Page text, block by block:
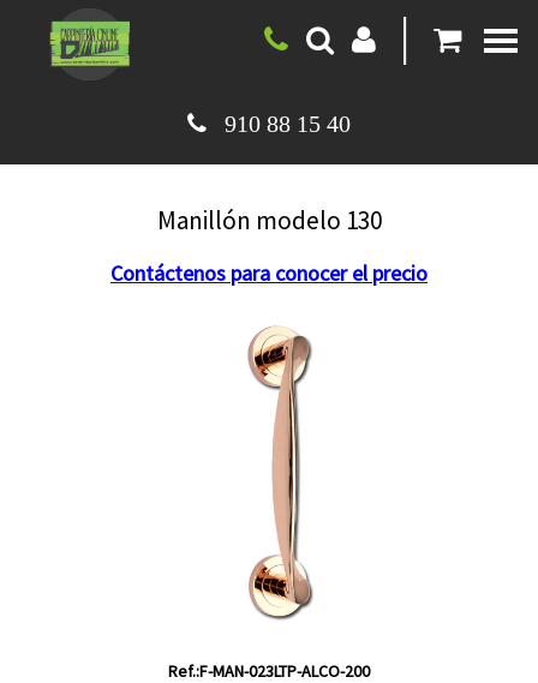
|
910 88 15 40
Manillón modelo 130
Contáctenos para conocer el precio
Ref.:F-MAN-023LTP-ALCO-200